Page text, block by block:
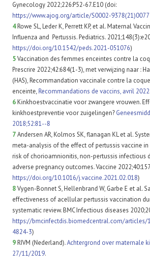
Gynecology 2022;226:P52-67.E10 (doi:
https://www.ajog.org/article/S0002-
4Rowe SL, Leder K, Perrett KP, et al. Maternal
Influenza and Pertussis. Pediatrics.
https://doi.org/10.1542/peds.2021-051076)
5Vaccination des femmes enceintes contre la
Prescrire 2022;42:684(1-3), met verwijzing naar :
(HAS), Recommandation vaccinale contre la
enceinte,Recommandations de vaccins, avril 2022
6Kinkhoestvaccinatie voor zwangere vrouwen.
kinkhoestpreventie voor zuigelingen?
2018;52:81--8
7Andersen AR, Kolmos SK, flanagan KL et al.
meta-analysis of the effect of pertussis vaccine in
risk of chorioamnionitis, non-pertussis infectious
adverse pregnancy outcomes. Vaccine
https://doi.org/10.1016/j.vaccine.2021.02.018)
8Vygen-Bonnet S, Hellenbrand W, Garbe E et al.
effectiveness of acellular pertussis vaccination
systematic review. BMC Infectious diseases
https://bmcinfectdis.biomedcentral.com/articles/
4824-3)
9RIVM (Nederland).Achtergrond over maternale
27/11/2019.